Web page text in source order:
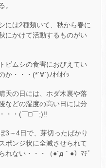
。
には2種類いて、秋から春に
にかけて活動するものがい
ビムシの食害におびえてい
か・・・(*´∀`)ﾉｵｲｵｲｯ
天の日には、ホダ木裏や落
などの湿度の高い日には分
・・(￣□￣;)!!
3～4日で、芽切ったばかり
ポンジ状に全滅させられて
れない・・・（●´д｀●）ﾏﾁﾞ